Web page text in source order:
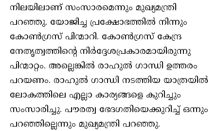
നിലയിലാണ് സംസാരമെന്നും മുഖ്യമന്ത്രി
പറഞ്ഞു. യോജിച്ച പ്രക്ഷോഭത്തില്‍ നിന്നും
കോണ്‍ഗ്രസ് പിന്മാറി. കോണ്‍ഗ്രസ് കേന്ദ്ര
നേതൃത്വത്തിന്റെ നിര്‍ദ്ദേശപ്രകാരമായിരുന്നു
പിന്മാറ്റം. അല്ലെങ്കില്‍ രാഹുല്‍ ഗാന്ധി ഉത്തരം
പറയണം. രാഹുല്‍ ഗാന്ധി നടത്തിയ യാത്രയില്‍
ലോകത്തിലെ എല്ലാ കാര്യങ്ങളെ കുറിച്ചും
സംസാരിച്ചു. പൗരത്വ ഭേദഗതിയെക്കുറിച്ച് ഒന്നും
പറഞ്ഞില്ലെന്നും മുഖ്യമന്ത്രി പറഞ്ഞു.